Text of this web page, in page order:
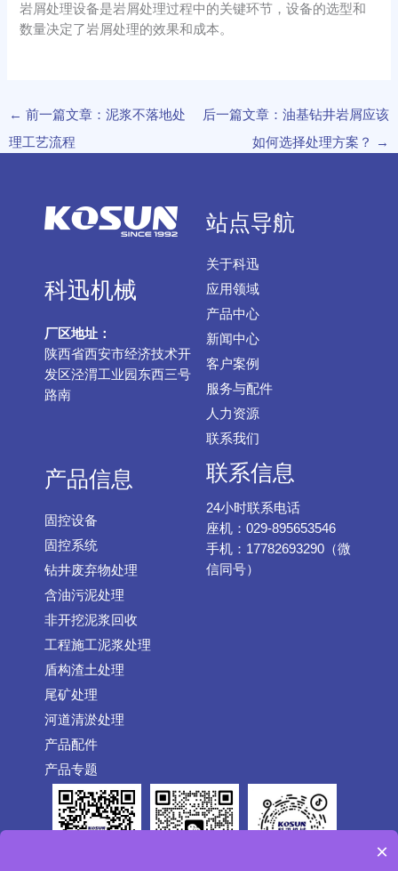
岩屑处理设备是岩屑处理过程中的关键环节，设备的选型和
数量决定了岩屑处理的效果和成本。
← 前一篇文章：泥浆不落地处
理工艺流程
后一篇文章：油基钻井岩屑应该
如何选择处理方案？
→
科迅机械
厂区地址：
陕西省西安市经济技术开
发区泾渭工业园东西三号
路南
站点导航
关于科迅
应用领域
产品中心
新闻中心
客户案例
服务与配件
人力资源
联系我们
产品信息
固控设备
固控系统
钻井废弃物处理
含油污泥处理
非开挖泥浆回收
工程施工泥浆处理
盾构渣土处理
尾矿处理
河道清淤处理
产品配件
产品专题
联系信息
24小时联系电话
座机：029-895653546
手机：17782693290（微
信同号）
×